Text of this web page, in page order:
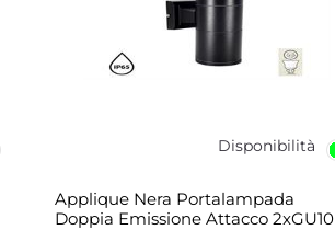
Disponibilità
Applique Nera Portalampada
Doppia Emissione Attacco 2xGU10